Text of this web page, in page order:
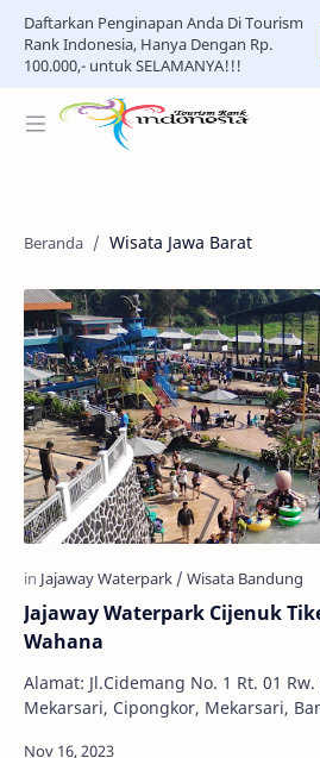
Daftarkan Penginapan Anda Di Tourism
Rank Indonesia, Hanya Dengan Rp.
100.000,- untuk SELAMANYA!!!
Wisata Jawa Barat
Jajaway Waterpark Cijenuk
Wahana
Alamat: Jl.Cidemang No. 1 Rt. 01 Rw.
Mekarsari, Cipongkor, Mekarsari,